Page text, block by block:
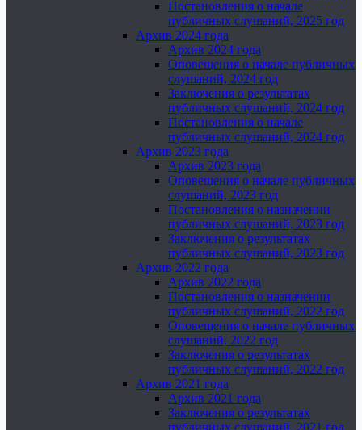
Постановления о начале
публичных слушаний, 2025 год
Архив 2024 года
Архив 2024 года
Оповещения о начале публичных
слушаний, 2024 год
Заключения о результатах
публичных слушаний, 2024 год
Постановления о начале
публичных слушаний, 2024 год
Архив 2023 года
Архив 2023 года
Оповещения о начале публичных
слушаний, 2023 год
Постановления о назначении
публичных слушаний, 2023 год
Заключения о результатах
публичных слушаний, 2023 год
Архив 2022 года
Архив 2022 года
Постановления о назначении
публичных слушаний, 2022 год
Оповещения о начале публичных
слушаний, 2022 год
Заключения о результатах
публичных слушаний, 2022 год
Архив 2021 года
Архив 2021 года
Заключения о результатах
публичных слушаний, 2021 год